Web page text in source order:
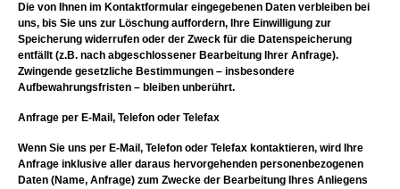
Die von Ihnen im Kontaktformular eingegebenen Daten verbleiben bei
uns, bis Sie uns zur Löschung auffordern, Ihre Einwilligung zur
Speicherung widerrufen oder der Zweck für die Datenspeicherung
entfällt (z.B. nach abgeschlossener Bearbeitung Ihrer Anfrage).
Zwingende gesetzliche Bestimmungen – insbesondere
Aufbewahrungsfristen – bleiben unberührt.
Anfrage per E-Mail, Telefon oder Telefax
Wenn Sie uns per E-Mail, Telefon oder Telefax kontaktieren, wird Ihre
Anfrage inklusive aller daraus hervorgehenden personenbezogenen
Daten (Name, Anfrage) zum Zwecke der Bearbeitung Ihres Anliegens